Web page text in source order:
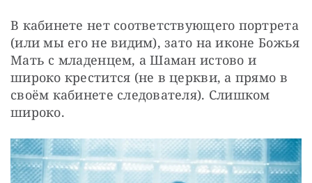
В кабинете нет соответствующего портрета
(или мы его не видим), зато на иконе Божья
Мать с младенцем, а Шаман истово и
широко крестится (не в церкви, а прямо в
своём кабинете следователя). Слишком
широко.